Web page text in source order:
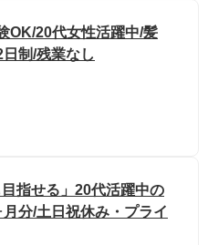
OK/20代女性活躍中/髪
制/残業なし
指せる」20代活躍中の
分/土日祝休み・プライ